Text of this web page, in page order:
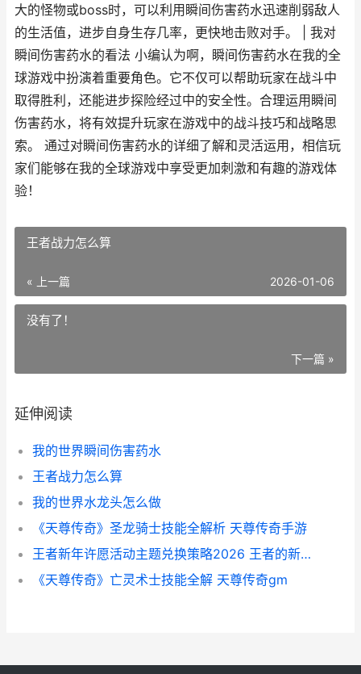
大的怪物或boss时，可以利用瞬间伤害药水迅速削弱敌人
的生活值，进步自身生存几率，更快地击败对手。 | 我对
瞬间伤害药水的看法 小编认为啊，瞬间伤害药水在我的全
球游戏中扮演着重要角色。它不仅可以帮助玩家在战斗中
取得胜利，还能进步探险经过中的安全性。合理运用瞬间
伤害药水，将有效提升玩家在游戏中的战斗技巧和战略思
索。 通过对瞬间伤害药水的详细了解和灵活运用，相信玩
家们能够在我的全球游戏中享受更加刺激和有趣的游戏体
验！
王者战力怎么算
« 上一篇 2026-01-06
没有了！
下一篇 »
延伸阅读
我的世界瞬间伤害药水
王者战力怎么算
我的世界水龙头怎么做
《天尊传奇》圣龙骑士技能全解析 天尊传奇手游
王者新年许愿活动主题兑换策略2026 王者的新年许愿树活动在哪?
《天尊传奇》亡灵术士技能全解 天尊传奇gm